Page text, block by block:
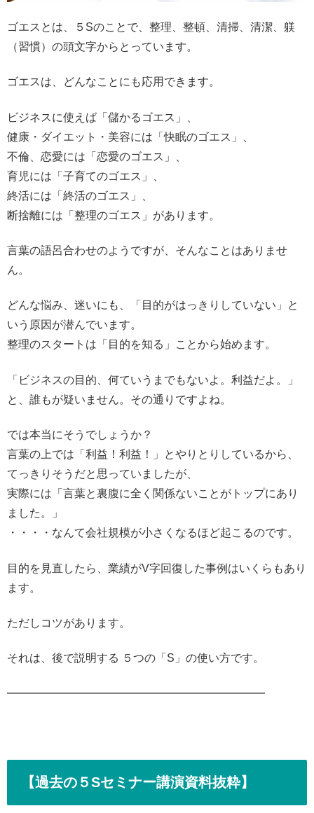
ゴエスとは、５Sのことで、整理、整頓、清掃、清潔、躾
（習慣）の頭文字からとっています。
ゴエスは、どんなことにも応用できます。
ビジネスに使えば「儲かるゴエス」、
健康・ダイエット・美容には「快眠のゴエス」、
不倫、恋愛には「恋愛のゴエス」、
育児には「子育てのゴエス」、
終活には「終活のゴエス」、
断捨離には「整理のゴエス」があります。
言葉の語呂合わせのようですが、そんなことはありませ
ん。
どんな悩み、迷いにも、「目的がはっきりしていない」と
いう原因が潜んでいます。
整理のスタートは「目的を知る」ことから始めます。
「ビジネスの目的、何ていうまでもないよ。利益だよ。」
と、誰もが疑いません。その通りですよね。
では本当にそうでしょうか？
言葉の上では「利益！利益！」とやりとりしているから、
てっきりそうだと思っていましたが、
実際には「言葉と裏腹に全く関係ないことがトップにあり
ました。」
・・・・なんて会社規模が小さくなるほど起こるのです。
目的を見直したら、業績がV字回復した事例はいくらもあり
ます。
ただしコツがあります。
それは、後で説明する ５つの「S」の使い方です。
━━━━━━━━━━━━━━━━━━━━━━━
【過去の５Sセミナー講演資料抜粋】